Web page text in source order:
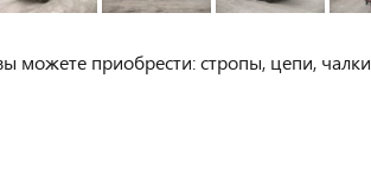
можете приобрести: стропы, цепи, чалки